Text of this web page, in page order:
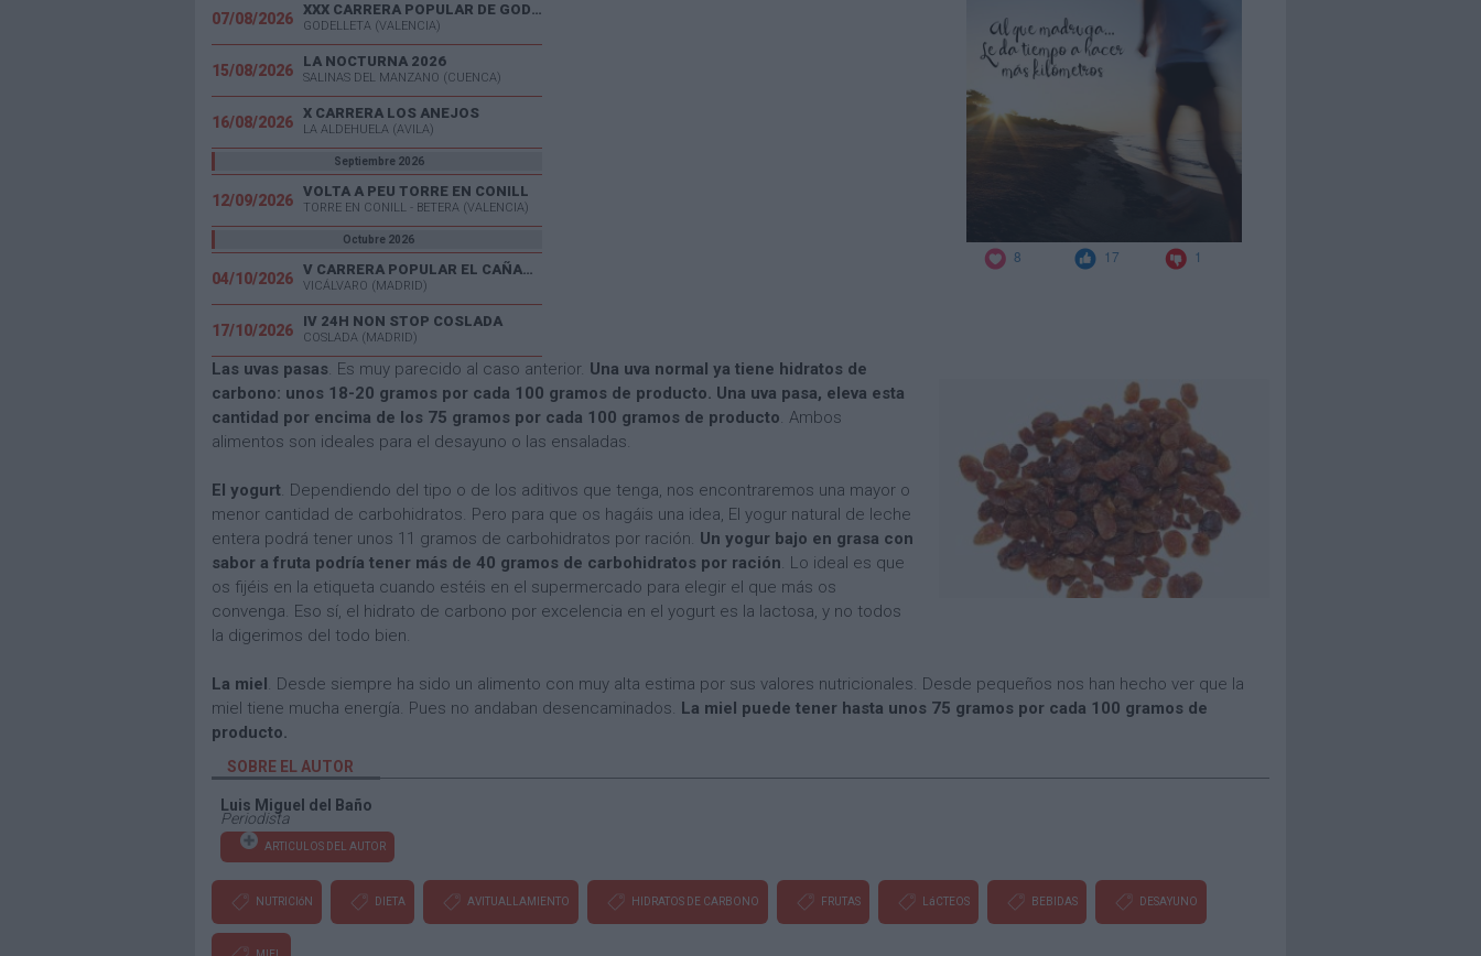
07/08/2026
XXX CARRERA POPULAR DE GODELLETA
GODELLETA (VALENCIA)
15/08/2026
LA NOCTURNA 2026
SALINAS DEL MANZANO (CUENCA)
16/08/2026
X CARRERA LOS ANEJOS
LA ALDEHUELA (AVILA)
Septiembre 2026
12/09/2026
VOLTA A PEU TORRE EN CONILL
TORRE EN CONILL - BETERA (VALENCIA)
Octubre 2026
04/10/2026
V CARRERA POPULAR EL CAÑAVERAL
VICÁLVARO (MADRID)
17/10/2026
IV 24H NON STOP COSLADA
COSLADA (MADRID)
Las uvas pasas. Es muy parecido al caso anterior. Una uva normal ya tiene hidratos de
carbono: unos 18-20 gramos por cada 100 gramos de producto. Una uva pasa, eleva esta
cantidad por encima de los 75 gramos por cada 100 gramos de producto. Ambos
alimentos son ideales para el desayuno o las ensaladas.
El yogurt. Dependiendo del tipo o de los aditivos que tenga, nos encontraremos una mayor o
menor cantidad de carbohidratos. Pero para que os hagáis una idea, El yogur natural de leche
entera podrá tener unos 11 gramos de carbohidratos por ración. Un yogur bajo en grasa con
sabor a fruta podría tener más de 40 gramos de carbohidratos por ración. Lo ideal es que
os fijéis en la etiqueta cuando estéis en el supermercado para elegir el que más os
convenga. Eso sí, el hidrato de carbono por excelencia en el yogurt es la lactosa, y no todos
la digerimos del todo bien.
La miel. Desde siempre ha sido un alimento con muy alta estima por sus valores nutricionales. Desde pequeños nos han hecho ver que la
miel tiene mucha energía. Pues no andaban desencaminados. La miel puede tener hasta unos 75 gramos por cada 100 gramos de
producto.
SOBRE EL AUTOR
Luis Miguel del Baño
Periodista
ARTICULOS DEL AUTOR
NUTRICIóN DIETA AVITUALLAMIENTO HIDRATOS DE CARBONO FRUTAS LáCTEOS BEBIDAS DESAYUNO